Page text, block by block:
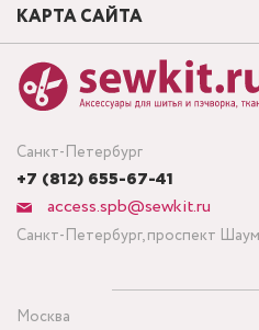
Санкт-Петербург
+7 (812) 655-67-41
access.spb@sewkit.ru
Санкт-Петербург, проспект
Москва
КАРТА САЙТА